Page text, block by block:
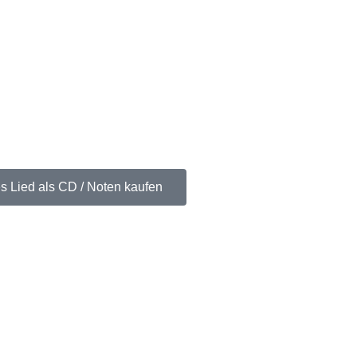
Lied als CD / Noten kaufen